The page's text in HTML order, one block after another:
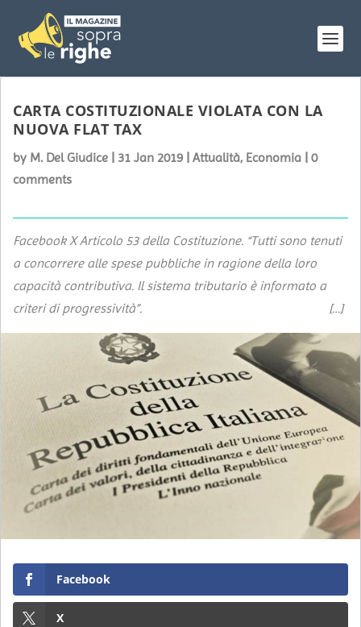
CARTA COSTITUZIONALE VIOLATA CON LA
NUOVA FLAT TAX
by M. Del Giudice | 31 Jan 2019 | Attualità, Economia | 0
comments
Facebook X Articolo 53 della Costituzione. “Tutti sono tenuti
a concorrere alle spese pubbliche in ragione della loro
capacità contributiva. Il sistema tributario è informato a
criteri di progressività”. […]
Facebook
X